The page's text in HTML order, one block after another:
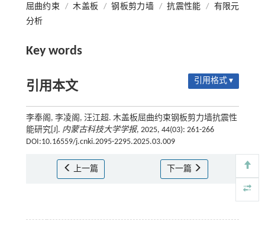
屈曲约束 / 木盖板 / 钢板剪力墙 / 抗震性能 / 有限元
分析
Key words
引用本文 引用格式 ▾
李奉阁, 李凌阁, 汪江超. 木盖板屈曲约束钢板剪力墙抗震性
能研究[J]. 内蒙古科技大学学报, 2025, 44(03): 261-266
DOI:10.16559/j.cnki.2095-2295.2025.03.009
上一篇 下一篇